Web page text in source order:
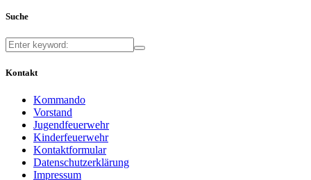
Suche
Kontakt
Kommando
Vorstand
Jugendfeuerwehr
Kinderfeuerwehr
Kontaktformular
Datenschutzerklärung
Impressum